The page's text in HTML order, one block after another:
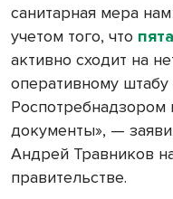
санитарная мера
учетом того, что
активно сходит на
оперативному штабу
Роспотребнадзором
документы», —
Андрей Травников
правительстве.